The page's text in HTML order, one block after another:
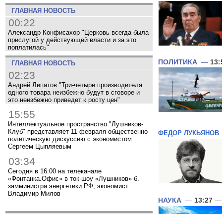
ГЛАВНАЯ НОВОСТЬ
00:22
Александр Конфисахор "Церковь всегда была
прислугой у действующей власти и за это
поплатилась"
ГЛАВНАЯ НОВОСТЬ
02:23
Андрей Липатов "Три-четыре производителя
одного товара неизбежно будут в сговоре и
это неизбежно приведет к росту цен"
15:55
Интеллектуальное пространство "Лушников-
Клуб" представляет 11 февраля общественно-
политическую дискуссию с экономистом
Сергеем Цыпляевым
03:34
Сегодня в 16:00 на телеканале
«Фонтанка.Офис» в ток-шоу «Лушников» б.
замминистра энергетики РФ, экономист
Владимир Милов
ПОЛИТИКА —
ФЕДОР ЛУКЬЯНОВ
НАУКА — 13:27 —